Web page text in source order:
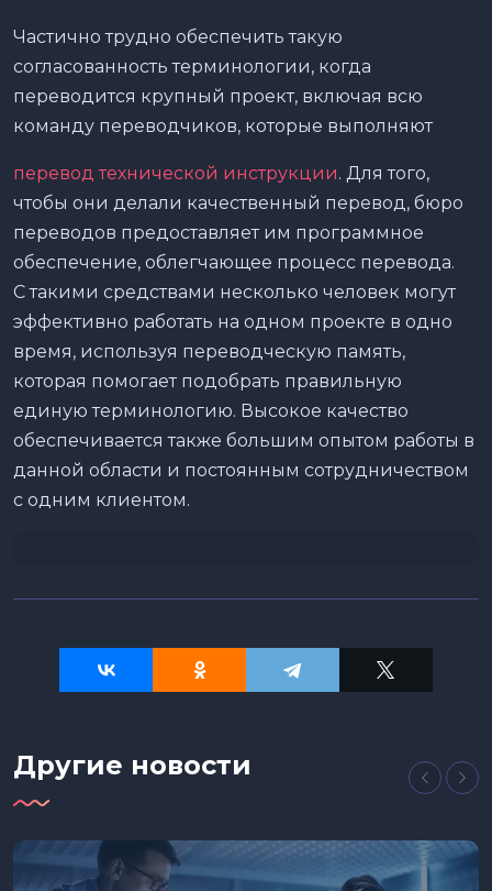
Частично трудно обеспечить такую
согласованность терминологии, когда
переводится крупный проект, включая всю
команду переводчиков, которые выполняют
перевод технической инструкции. Для того,
чтобы они делали качественный перевод, бюро
переводов предоставляет им программное
обеспечение, облегчающее процесс перевода.
С такими средствами несколько человек могут
эффективно работать на одном проекте в одно
время, используя переводческую память,
которая помогает подобрать правильную
единую терминологию. Высокое качество
обеспечивается также большим опытом работы в
данной области и постоянным сотрудничеством
с одним клиентом.
Другие новости